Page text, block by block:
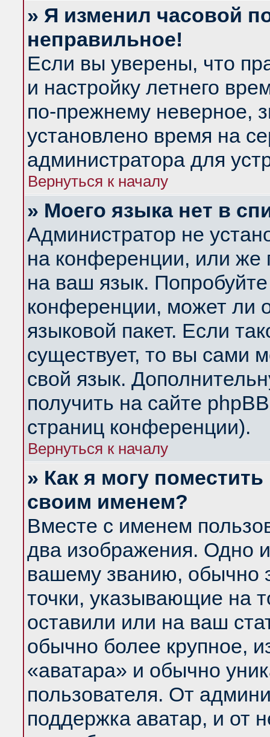
» Я изменил часовой
неправильное!
Если вы уверены, что
и настройку летнего
по-прежнему неверное,
установлено время на
администратора для
Вернуться к началу
» Моего языка нет в
Администратор не
на конференции, или же
на ваш язык.
конференции, может ли
языковой пакет. Если
существует, то вы сами
свой язык.
получить на сайте
страниц конференции).
Вернуться к началу
» Как я могу
своим именем?
Вместе с именем
два изображения. Одно
вашему званию, обычно
точки, указывающие на
оставили или на ваш
обычно более крупное,
«аватара» и обычно
пользователя. От
поддержка аватар, и от